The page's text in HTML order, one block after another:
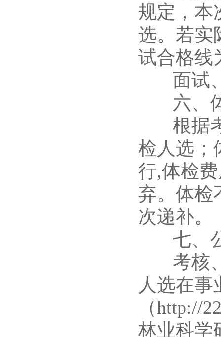
规定，本
选。若实
试合格线
面试、
六、
根据考
检人选；
行,体检
弃。体检
次递补。
七、
考核、
人选在
（http://
林业科学